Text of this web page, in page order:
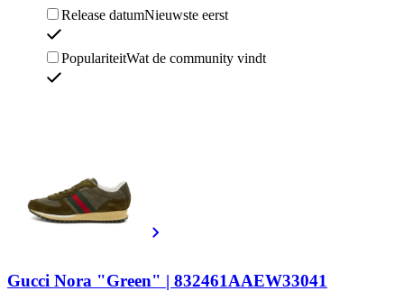
Release datumNieuwste eerst
PopulariteitWat de community vindt
Gucci Nora "Green" | 832461AAEW33041